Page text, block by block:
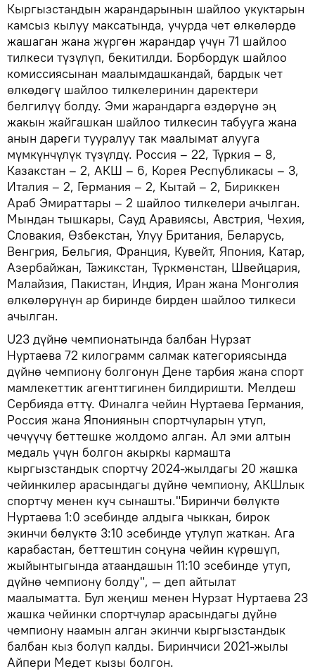
Кыргызстандын жарандарынын шайлоо укуктарын
камсыз кылуу максатында, учурда чет өлкөлөрдө
жашаган жана жүргөн жарандар үчүн 71 шайлоо
тилкеси түзүлүп, бекитилди. Борбордук шайлоо
комиссиясынан маалымдашкандай, бардык чет
өлкөдөгү шайлоо тилкелеринин даректери
белгилүү болду. Эми жарандарга өздөрүнө эң
жакын жайгашкан шайлоо тилкесин табууга жана
анын дареги тууралуу так маалымат алууга
мүмкүнчүлүк түзүлдү. Россия – 22, Түркия – 8,
Казакстан – 2, АКШ – 6, Корея Республикасы – 3,
Италия – 2, Германия – 2, Кытай – 2, Бириккен
Араб Эмираттары – 2 шайлоо тилкелери ачылган.
Мындан тышкары, Сауд Аравиясы, Австрия, Чехия,
Словакия, Өзбекстан, Улуу Британия, Беларусь,
Венгрия, Бельгия, Франция, Кувейт, Япония, Катар,
Азербайжан, Тажикстан, Түркмөнстан, Швейцария,
Малайзия, Пакистан, Индия, Иран жана Монголия
өлкөлөрүнүн ар биринде бирден шайлоо тилкеси
ачылган.
U23 дүйнө чемпионатында балбан Нурзат
Нуртаева 72 килограмм салмак категориясында
дүйнө чемпиону болгонун Дене тарбия жана спорт
мамлекеттик агенттигинен билдиришти. Мелдеш
Сербияда өттү. Финалга чейин Нуртаева Германия,
Россия жана Япониянын спортчуларын утуп,
чечүүчү беттешке жолдомо алган. Ал эми алтын
медаль үчүн болгон акыркы кармашта
кыргызстандык спортчу 2024-жылдагы 20 жашка
чейинкилер арасындагы дүйнө чемпиону, АКШлык
спортчу менен күч сынашты."Биринчи бөлүктө
Нуртаева 1:0 эсебинде алдыга чыккан, бирок
экинчи бөлүктө 3:10 эсебинде утулуп жаткан. Ага
карабастан, беттештин соңуна чейин күрөшүп,
жыйынтыгында атаандашын 11:10 эсебинде утуп,
дүйнө чемпиону болду", — деп айтылат
маалыматта. Бул жеңиш менен Нурзат Нуртаева 23
жашка чейинки спортчулар арасындагы дүйнө
чемпиону наамын алган экинчи кыргызстандык
балбан кыз болуп калды. Биринчиси 2021-жылы
Айпери Медет кызы болгон.